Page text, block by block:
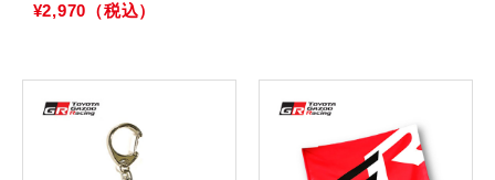
¥2,970（税込）